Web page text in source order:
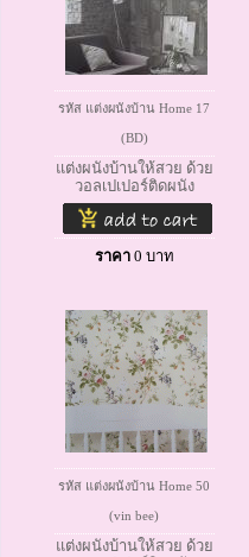
รหัส แต่งผนังบ้าน Home 17
(BD)
แต่งผนังบ้านให้สวย ด้วย
วอลเปเปอร์ติดผนัง
ราคา 0 บาท
รหัส แต่งผนังบ้าน Home 50
(vin bee)
แต่งผนังบ้านให้สวย ด้วย